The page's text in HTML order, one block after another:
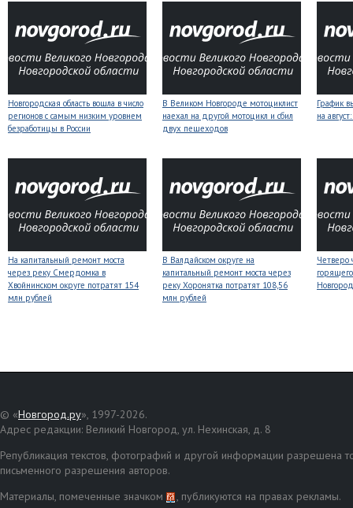
Новгородская область вошла в число
регионов с самым низким уровнем
безработицы в России
В Великом Новгороде мотоциклист
наехал на другой мотоцикл и сбил
двух пешеходов
График
на
На капитальный ремонт моста
через реку Смердомка в
Хвойнинском округе потратят 154
млн рублей
В Валдайском округе на
капитальный ремонт моста через
реку Хоронятка потратят 108,56
млн рублей
Четверо
© «Новгород.ру», 1997-2026.
Адрес редакции: Великий Новгород, ул. Нехинская, д. 8
Републикация текстов, фотографий и другой информации разрешена
письменного разрешения авторов.
Материалы, помеченные значком
, публикуются на правах рекламы.